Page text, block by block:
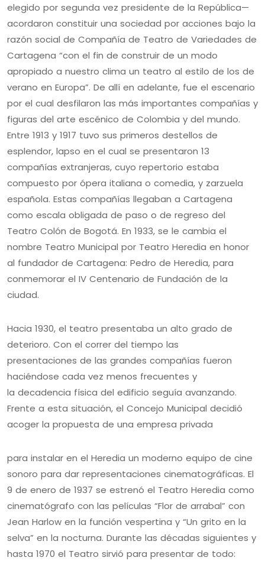
elegido por segunda vez presidente de la República—
acordaron constituir una sociedad por acciones bajo la
razón social de Compañía de Teatro de Variedades de
Cartagena “con el fin de construir de un modo
apropiado a nuestro clima un teatro al estilo de los de
verano en Europa”. De allí en adelante, fue el escenario
por el cual desfilaron las más importantes compañías y
figuras del arte escénico de Colombia y del mundo.
Entre 1913 y 1917 tuvo sus primeros destellos de
esplendor, lapso en el cual se presentaron 13
compañías extranjeras, cuyo repertorio estaba
compuesto por ópera italiana o comedia, y zarzuela
española. Estas compañías llegaban a Cartagena
como escala obligada de paso o de regreso del
Teatro Colón de Bogotá. En 1933, se le cambia el
nombre Teatro Municipal por Teatro Heredia en honor
al fundador de Cartagena: Pedro de Heredia, para
conmemorar el IV Centenario de Fundación de la
ciudad.
Hacia 1930, el teatro presentaba un alto grado de
deterioro. Con el correr del tiempo las
presentaciones de las grandes compañías fueron
haciéndose cada vez menos frecuentes y
la decadencia física del edificio seguía avanzando.
Frente a esta situación, el Concejo Municipal decidió
acoger la propuesta de una empresa privada
para instalar en el Heredia un moderno equipo de cine
sonoro para dar representaciones cinematográficas. El
9 de enero de 1937 se estrenó el Teatro Heredia como
cinematógrafo con las películas “Flor de arrabal” con
Jean Harlow en la función vespertina y “Un grito en la
selva” en la nocturna. Durante las décadas siguientes y
hasta 1970 el Teatro sirvió para presentar de todo: